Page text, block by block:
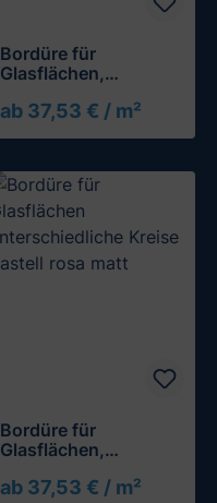
Bordüre für
Glasflächen,
ab 37,53 € / m²
Bordüre für
Glasflächen,
Kreise
ab 37,53 € / m²